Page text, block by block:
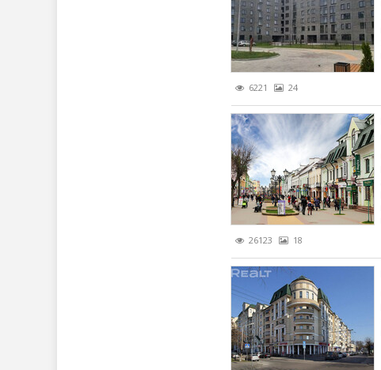
6221 24
26123 18